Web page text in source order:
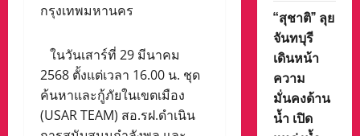
กรุงเทพมหานคร
ในวันเสาร์ที่ 29 มีนาคม
2568 ตั้งแต่เวลา 16.00 น. ชุด
ค้นหาและกู้ภัยในเขตเมือง
(USAR TEAM) สอ.รฝ.ดำเนิน
“สุชาติ” ลุย
จันทบุรี
เดินหน้า
ความ
มั่นคงด้าน
น้ำ เปิด